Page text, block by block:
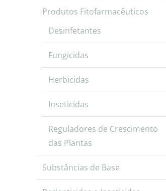
Produtos Fitofarmacêuticos
Desinfetantes
Fungicidas
Herbicidas
Inseticidas
Reguladores de Crescimento
das Plantas
Substâncias de Base